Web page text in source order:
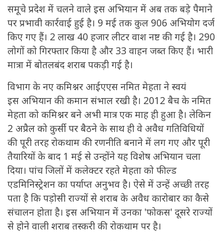
समूचे प्रदेश में चलने वाले इस अभियान में अब तक बड़े पैमाने
पर प्रभावी कार्रवाई हुई है। 9 मई तक कुल 906 अभियोग दर्ज
किए गए हैं। 2 लाख 40 हजार लीटर वाश नष्ट की गई है। 290
लोगों को गिरफ्तार किया है और 33 वाहन जब्त किए हैं। भारी
मात्रा में बोतलबंद शराब पकड़ी गई है।
विभाग के नए कमिश्नर आईएएस नमित मेहता ने स्वयं
इस अभियान की कमान संभाल रखी है। 2012 बैच के नमित
मेहता को कमिश्नर बने अभी मात्र एक माह ही हुआ है। लेकिन
2 अप्रैल को कुर्सी पर बैठने के साथ ही वे अवैध गतिविधियों
की पूरी तरह रोकथाम की रणनीति बनाने में लग गए और पूरी
तैयारियों के बाद 1 मई से उन्होंने यह विशेष अभियान चला
दिया। पांच जिलों में कलेक्टर रहते मेहता को फील्ड
एडमिनिस्ट्रेशन का पर्याप्त अनुभव है। ऐसे में उन्हें अच्छी तरह
पता है कि पड़ोसी राज्यों से शराब के अवैध कारोबार का कैसे
संचालन होता है। इस अभियान में उनका 'फोकस' दूसरे राज्यों
से होने वाली शराब तस्करी की रोकथाम पर है।